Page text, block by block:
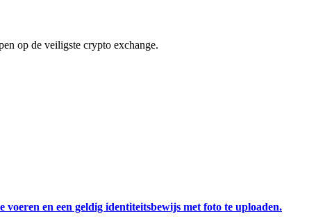
op de veiligste crypto exchange.
en een geldig identiteitsbewijs met foto te uploaden.